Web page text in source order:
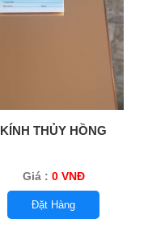
KÍNH THỦY HỒNG
Giá : 0 VNĐ
Đặt Hàng